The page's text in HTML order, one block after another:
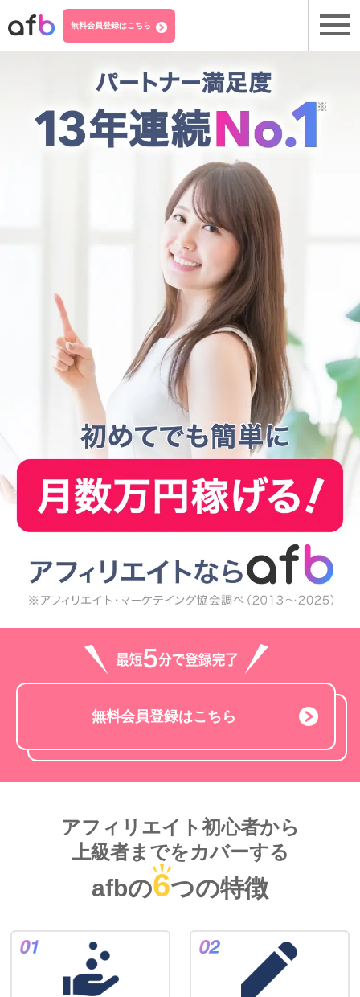
無料会員登録はこちら
無料会員登録はこちら
アフィリエイト初心者から
上級者までをカバーする
afbの6つの特徴